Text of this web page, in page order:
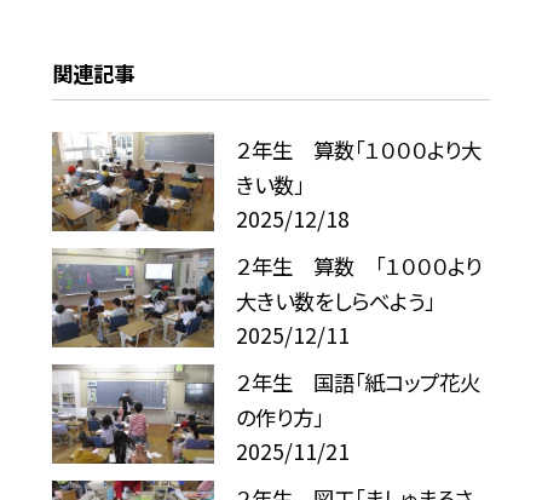
関連記事
２年生 算数「１０００より大
きい数」
2025/12/18
２年生 算数 「１０００より
大きい数をしらべよう」
2025/12/11
２年生 国語「紙コップ花火
の作り方」
2025/11/21